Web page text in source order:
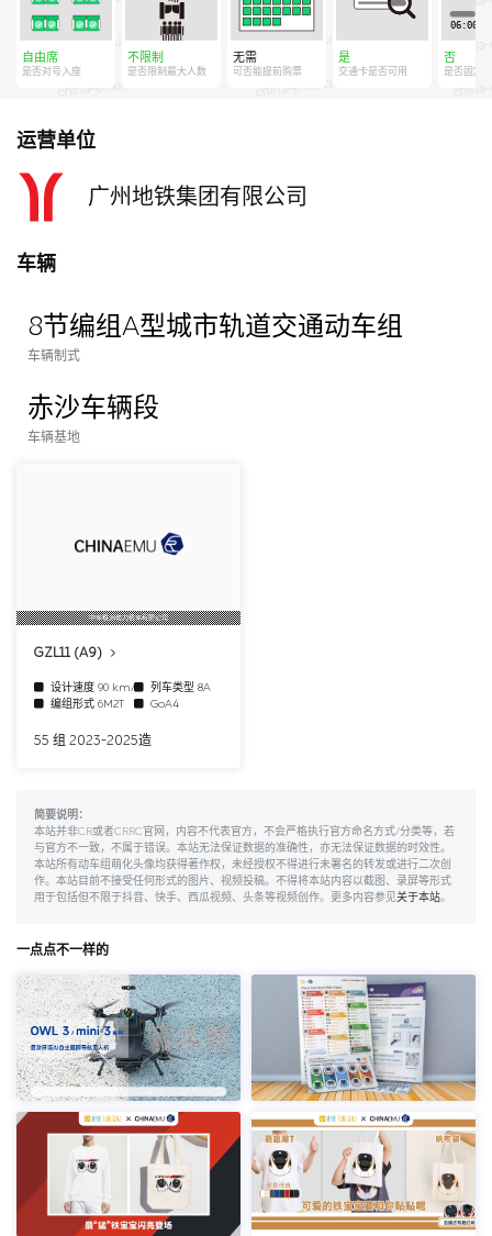
自由席
是否对号入座
不限制
是否限制最大人数
无需
可否能提前购票
是
交通卡是否可用
否
是否固定
运营单位
广州地铁集团有限公司
车辆
8节编组A型城市轨道交通动车组
车辆制式
赤沙车辆段
车辆基地
中车株洲电力机车有限公司
GZL11 (A9)
设计速度 90 km/h 列车类型 8A
编组形式 6M2T GoA4
55 组 2023-2025造
简要说明：
本站并非CR或者CRRC官网，内容不代表官方，不会严格执行官方命名方式/分类等，若
与官方不一致，不属于错误。本站无法保证数据的准确性，亦无法保证数据的时效性。
本站所有动车组萌化头像均获得著作权，未经授权不得进行未署名的转发或进行二次创
作。本站目前不接受任何形式的图片、视频投稿。不得将本站内容以截图、录屏等形式
用于包括但不限于抖音、快手、西瓜视频、头条等视频创作。更多内容参见关于本站。
一点点不一样的